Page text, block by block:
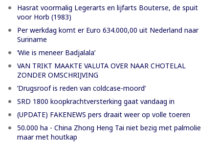
Hasrat voormalig Legerarts en lijfarts Bouterse, de spuit
voor Horb (1983)
Per werkdag komt er Euro 634.000,00 uit Nederland naar
Suriname
‘Wie is meneer Badjalala’
VAN TRIKT MAAKTE VALUTA OVER NAAR CHOTELAL
ZONDER OMSCHRIJVING
’Drugsroof is reden van coldcase-moord’
SRD 1800 koopkrachtversterking gaat vandaag in
(UPDATE) FAKENEWS pers draait weer op volle toeren
50.000 ha - China Zhong Heng Tai niet bezig met palmolie
maar met houtkap